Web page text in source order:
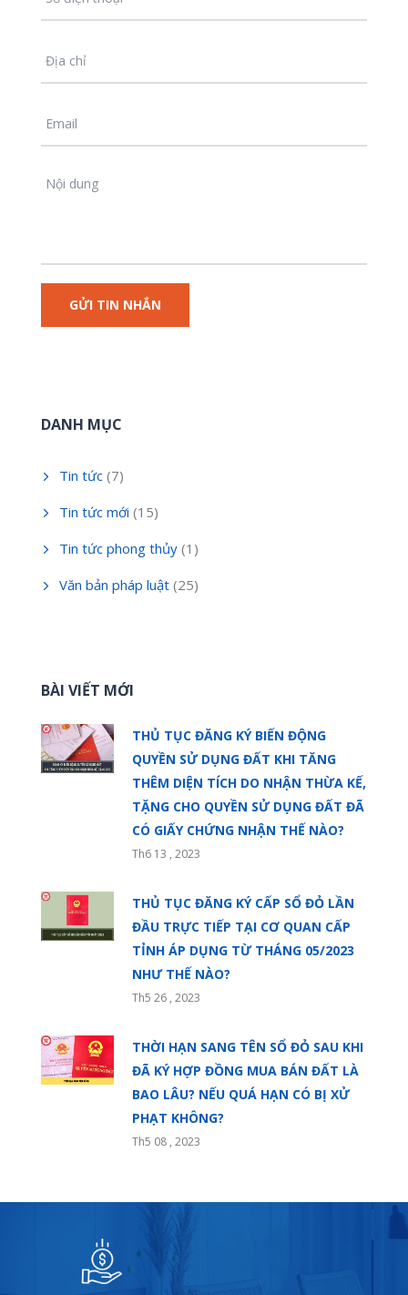
DANH MỤC
Tin tức (7)
Tin tức mới (15)
Tin tức phong thủy (1)
Văn bản pháp luật (25)
BÀI VIẾT MỚI
THỦ TỤC ĐĂNG KÝ BIẾN ĐỘNG
QUYỀN SỬ DỤNG ĐẤT KHI TĂNG
THÊM DIỆN TÍCH DO NHẬN THỪA KẾ,
TẶNG CHO QUYỀN SỬ DỤNG ĐẤT ĐÃ
CÓ GIẤY CHỨNG NHẬN THẾ NÀO?
Th6 13 , 2023
THỦ TỤC ĐĂNG KÝ CẤP SỔ ĐỎ LẦN
ĐẦU TRỰC TIẾP TẠI CƠ QUAN CẤP
TỈNH ÁP DỤNG TỪ THÁNG 05/2023
NHƯ THẾ NÀO?
Th5 26 , 2023
THỜI HẠN SANG TÊN SỔ ĐỎ SAU KHI
ĐÃ KÝ HỢP ĐỒNG MUA BÁN ĐẤT LÀ
BAO LÂU? NẾU QUÁ HẠN CÓ BỊ XỬ
PHẠT KHÔNG?
Th5 08 , 2023